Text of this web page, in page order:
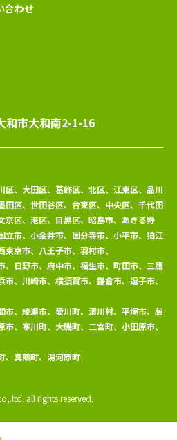
合わせ
市大和南2-1-16
区、大田区、葛飾区、北区、江東区、品川
田区、世田谷区、台東区、中央区、千代田
京区、港区、目黒区、昭島市、あきる野
立市、小金井市、国分寺市、小平市、狛江
京市、八王子市、羽村市、
、日野市、府中市、福生市、町田市、三鷹
、川崎市、横須賀市、鎌倉市、逗子市、
市、綾瀬市、愛川町、清川村、平塚市、藤
、寒川町、大磯町、二宮町、小田原市、
、真鶴町、湯河原町
all rights reserved.